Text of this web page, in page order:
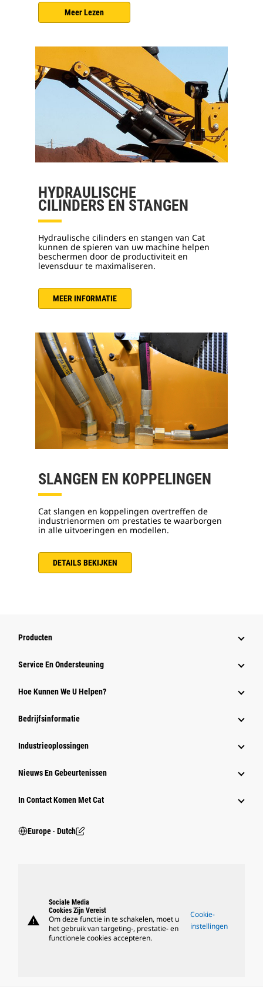
Meer Lezen
HYDRAULISCHE
CILINDERS EN STANGEN
Hydraulische cilinders en stangen van Cat
kunnen de spieren van uw machine helpen
beschermen door de productiviteit en
levensduur te maximaliseren.
MEER INFORMATIE
SLANGEN EN KOPPELINGEN
Cat slangen en koppelingen overtreffen de
industrienormen om prestaties te waarborgen
in alle uitvoeringen en modellen.
DETAILS BEKIJKEN
Producten
Service En Ondersteuning
Hoe Kunnen We U Helpen?
Bedrijfsinformatie
Industrieoplossingen
Nieuws En Gebeurtenissen
In Contact Komen Met Cat
Europe ‧ Dutch
warning
Sociale Media
Cookies Zijn Vereist
Om deze functie in te schakelen, moet u
het gebruik van targeting-, prestatie- en
functionele cookies accepteren.
Cookie-
instellingen